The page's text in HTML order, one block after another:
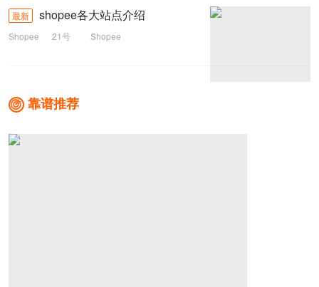
最新 shopee各大站点介绍
Shopee 21号 Shopee
 靠谱推荐